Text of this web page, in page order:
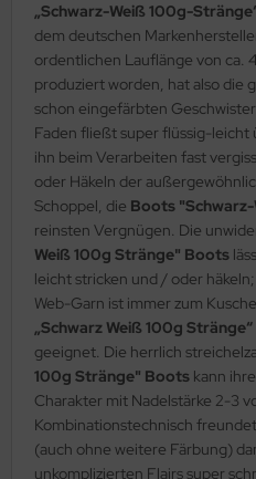
„Schwarz-Weiß 100g-
dem deutschen
ordentlichen Lauflänge von ca.
produziert worden, hat also die
schon eingefärbten
Faden fließt super flüssig-leicht
ihn beim Verarbeiten fast
oder Häkeln der
Schoppel, die Boots
reinsten Vergnügen. Die
Weiß 100g Stränge" Boots
leicht stricken und / oder
Web-Garn ist immer zum
„Schwarz Weiß 100g Stränge“
geeignet. Die herrlich
100g Stränge" Boots kann
Charakter mit Nadelstärke 2-3
Kombinationstechnisch
(auch ohne weitere Färbung)
unkomplizierten Flairs super